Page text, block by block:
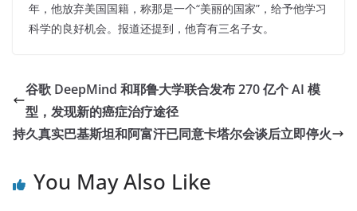
年，他放弃美国国籍，称那是一个“美丽的国家”，给予他学习
科学的良好机会。报道还提到，他育有三名子女。
谷歌 DeepMind 和耶鲁大学联合发布 270 亿个 AI 模
型，发现新的癌症治疗途径
持久真实巴基斯坦和阿富汗已同意卡塔尔会谈后立即停火
You May Also Like